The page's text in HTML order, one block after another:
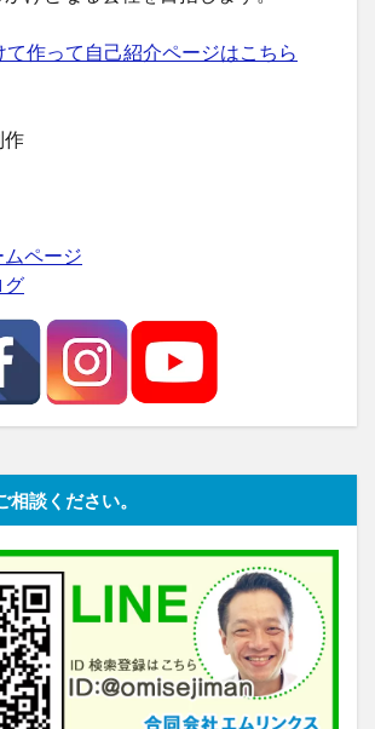
て作って自己紹介ページはこちら
作
ページ
グ
相談ください。